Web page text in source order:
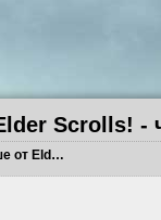
Scrolls! -
Держите MMO подальше от Elder Scrolls! - часть 2